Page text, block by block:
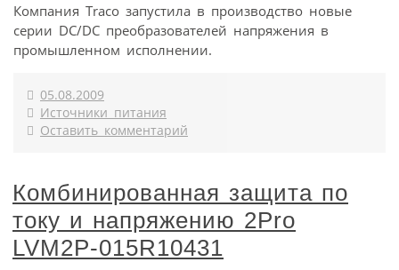
Компания Traco запустила в производство новые
серии DC/DC преобразователей напряжения в
промышленном исполнении.
05.08.2009
Источники питания
Оставить комментарий
Комбинированная защита по
току и напряжению 2Pro
LVM2P-015R10431